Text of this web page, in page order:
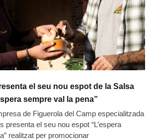
el seu nou espot de la Salsa
sempre val la pena”
de Figuerola del Camp especialitzada
presenta el seu nou espot “L’espera
realitzat per promocionar